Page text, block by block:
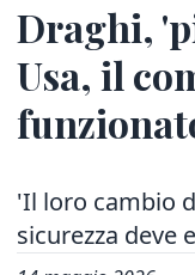
Draghi,
Usa, il
'Il loro cambio
sicurezza deve